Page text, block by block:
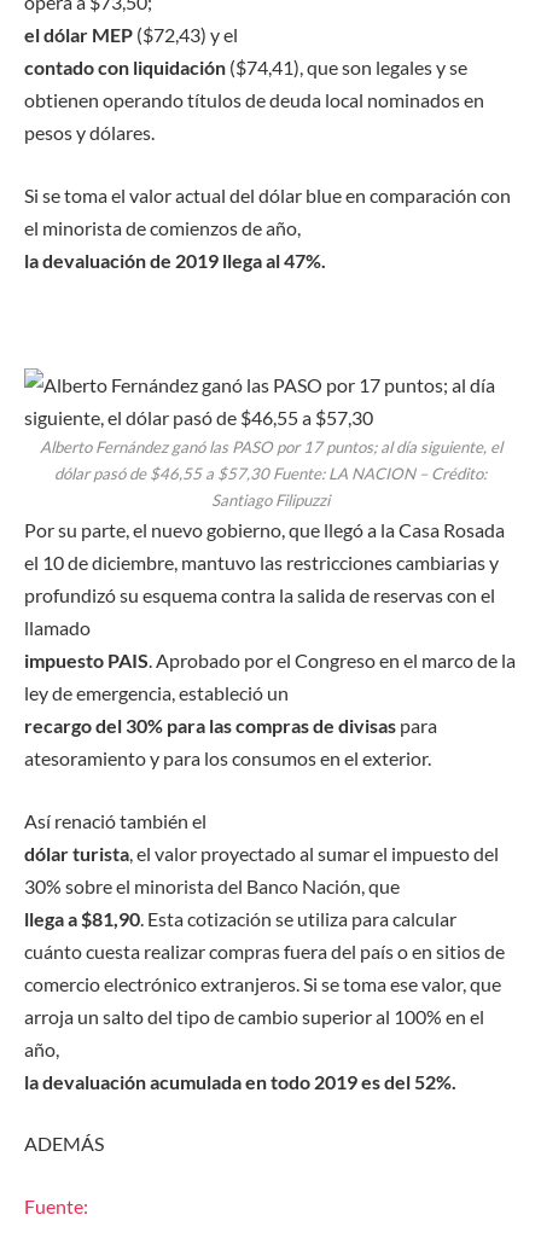
el dólar MEP ($72,43) y el
contado con liquidación ($74,41), que son legales y se
obtienen operando títulos de deuda local nominados en
pesos y dólares.
Si se toma el valor actual del dólar blue en comparación con
el minorista de comienzos de año,
la devaluación de 2019 llega al 47%.
Alberto Fernández ganó las PASO por 17 puntos; al día siguiente, el
dólar pasó de $46,55 a $57,30Fuente: LA NACION – Crédito:
Santiago Filipuzzi
Por su parte, el nuevo gobierno, que llegó a la Casa Rosada
el 10 de diciembre, mantuvo las restricciones cambiarias y
profundizó su esquema contra la salida de reservas con el
llamado
impuesto PAIS. Aprobado por el Congreso en el marco de la
ley de emergencia, estableció un
recargo del 30% para las compras de divisas para
atesoramiento y para los consumos en el exterior.
Así renació también el
dólar turista , el valor proyectado al sumar el impuesto del
30% sobre el minorista del Banco Nación, que
llega a $81,90 . Esta cotización se utiliza para calcular
cuánto cuesta realizar compras fuera del país o en sitios de
comercio electrónico extranjeros. Si se toma ese valor, que
arroja un salto del tipo de cambio superior al 100% en el
año,
la devaluación acumulada en todo 2019 es del 52%.
ADEMÁS
Fuente: